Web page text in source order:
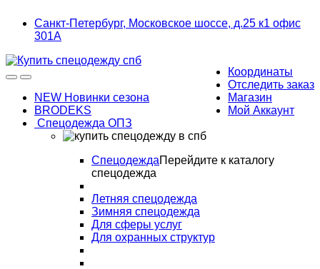
navigation
content
Санкт-Петербург, Московское шоссе, д.25 к1 офис
301А
Координаты
Отследить заказ
Магазин
Мой Аккаунт
NEW Новинки сезона
BRODEKS
Спецодежда ОПЗ
СпецодеждаПерейдите к каталогу
спецодежда
Летняя спецодежда
Зимняя спецодежда
Для сферы услуг
Для охранных структур